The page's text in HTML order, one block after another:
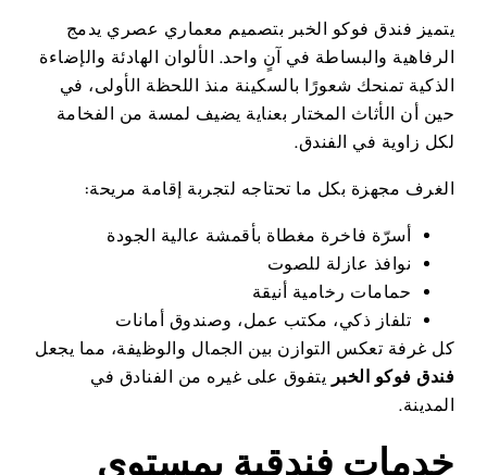
يتميز فندق فوكو الخبر بتصميم معماري عصري يدمج
الرفاهية والبساطة في آنٍ واحد. الألوان الهادئة والإضاءة
الذكية تمنحك شعورًا بالسكينة منذ اللحظة الأولى، في
حين أن الأثاث المختار بعناية يضيف لمسة من الفخامة
لكل زاوية في الفندق.
الغرف مجهزة بكل ما تحتاجه لتجربة إقامة مريحة:
أسرّة فاخرة مغطاة بأقمشة عالية الجودة
نوافذ عازلة للصوت
حمامات رخامية أنيقة
تلفاز ذكي، مكتب عمل، وصندوق أمانات
كل غرفة تعكس التوازن بين الجمال والوظيفة، مما يجعل
فندق فوكو الخبر يتفوق على غيره من الفنادق في
المدينة.
خدمات فندقية بمستوى